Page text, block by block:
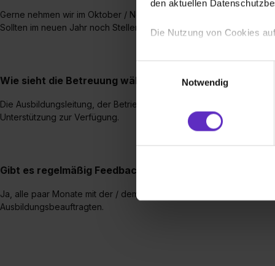
den aktuellen
Die Nutzung von Cookies
Wir verwenden Cookies zur
Webseite getroffenen
(„Statistiken“), um
und Analysen
Partner führen diese
zu. . In diesem Fall sowie
einverstanden, dass dir
Notwendig
Gerne nehmen wir im Oktober / November des Vorjahres
Sollten im neuen Jahr noch Stellen frei sein, erhalten wir natürlich
Wie sieht die Betreuung während einer Ausbildung in
Die Ausbildungsleitung, der Betriebsrat und natürlich auch andere
Unterstützung zur Verfügung.
Gibt es regelmäßig Feedbackgespräche während der
Ja, alle paar Monate mit der / dem zuständigen Ausbilder:in, sowie
Ausbildungsbeauftragten.